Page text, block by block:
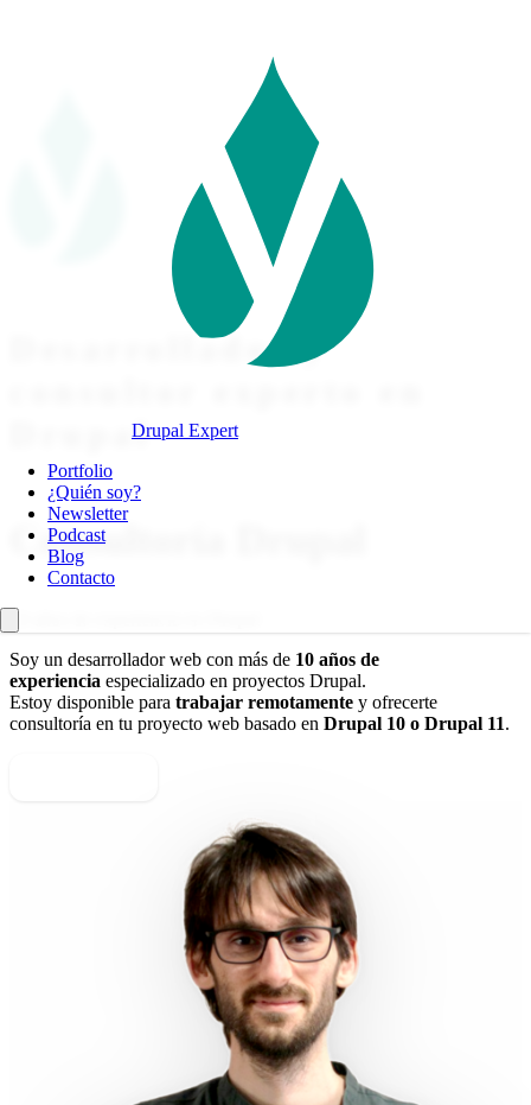
Drupal Expert
Navegación
principal
Portfolio
¿Quién soy?
Newsletter
Podcast
Blog
Contacto
Desarrollador y
Drupal
Consultoría Drupal
Soy un desarrollador web con más de 10 años de
experiencia especializado en proyectos Drupal.
Estoy disponible para trabajar remotamente y ofrecerte
consultoría en tu proyecto web basado en Drupal 10 o Drupal 11.